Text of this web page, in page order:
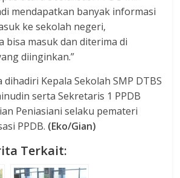
mendapatkan banyak informasi
ke sekolah negeri,
bisa masuk dan diterima di
diinginkan.”
Kepala Sekolah SMP DTBS
serta Sekretaris 1 PPDB
Peniasiani selaku pemateri
PPDB. (Eko/Gian)
Terkait: